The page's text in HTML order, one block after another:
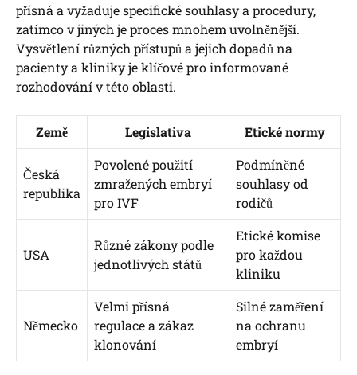
přísná a vyžaduje specifické souhlasy a procedury,
zatímco v jiných je proces mnohem uvolněnější.
Vysvětlení různých přístupů a jejich dopadů na
pacienty a kliniky je klíčové pro informované
rozhodování v této oblasti.
Země Legislativa Etické normy
Česká
republika
Povolené použití
zmražených embryí
pro IVF
Podmíněné
souhlasy od
rodičů
USA
Různé zákony podle
jednotlivých států
Etické komise
pro každou
kliniku
Německo
Velmi přísná
regulace a zákaz
klonování
Silné zaměření
na ochranu
embryí